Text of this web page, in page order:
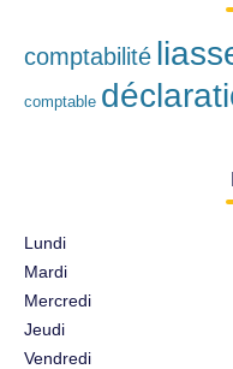
comptabilité
comptable
Lundi
Mardi
Mercredi
Jeudi
Vendredi